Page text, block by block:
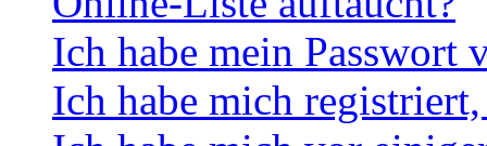
Ich habe mein Passwort
Ich habe mich